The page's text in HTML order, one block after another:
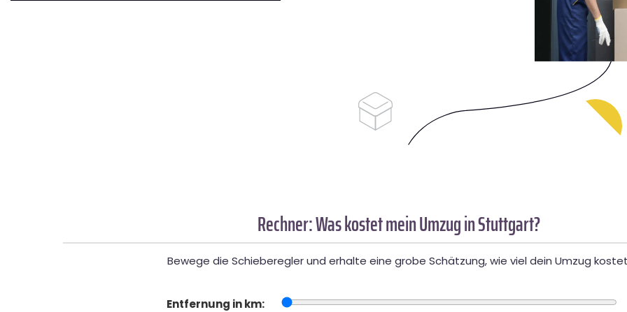
Rechner: Was kostet mein Umzug in Stuttgart?
Bewege die Schieberegler und erhalte eine grobe Schätzung, wie viel dein Umzug
Entfernung in km: